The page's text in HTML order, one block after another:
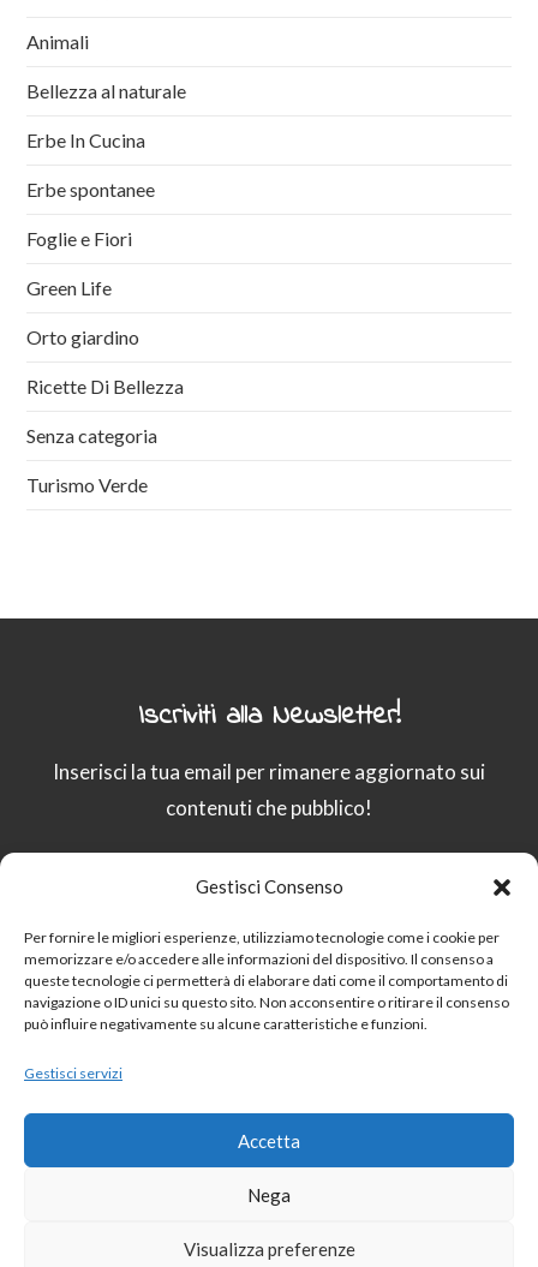
Gestisci Consenso
Per fornire le migliori esperienze, utilizziamo tecnologie come i cookie per
memorizzare e/o accedere alle informazioni del dispositivo. Il consenso a
queste tecnologie ci permetterà di elaborare dati come il comportamento di
navigazione o ID unici su questo sito. Non acconsentire o ritirare il consenso
può influire negativamente su alcune caratteristiche e funzioni.
Gestisci servizi
Accetta
Nega
Visualizza preferenze
Animali
Bellezza al naturale
Erbe In Cucina
Erbe spontanee
Foglie e Fiori
Green Life
Orto giardino
Ricette Di Bellezza
Senza categoria
Turismo Verde
Iscriviti alla Newsletter!
Inserisci la tua email per rimanere aggiornato sui
contenuti che pubblico!
Procedendo accetti la privacy policy
reCAPTCHA: